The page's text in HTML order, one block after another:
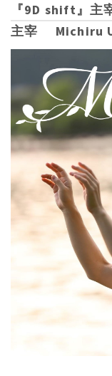
『9D shift』主
主宰 Michiru